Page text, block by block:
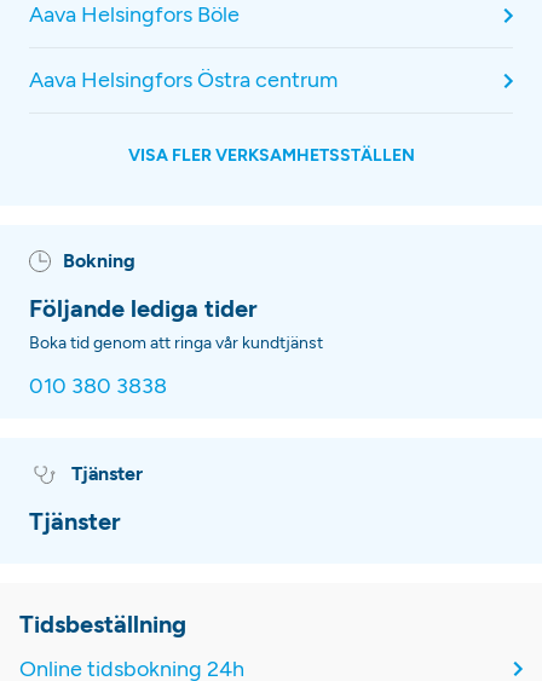
Aava Helsingfors Böle
Aava Helsingfors Östra centrum
VISA FLER VERKSAMHETSSTÄLLEN
Bokning
Följande lediga tider
Boka tid genom att ringa vår kundtjänst
010 380 3838
Tjänster
Tjänster
Tidsbeställning
Online tidsbokning 24h